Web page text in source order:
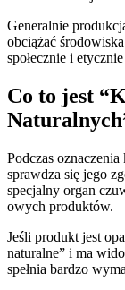
Generalnie
obciążać
społecznie i
Co to jest
Podczas
sprawdza się jego
specjalny organ
owych produktów.
Jeśli produkt jest
naturalne” i ma
spełnia bardzo